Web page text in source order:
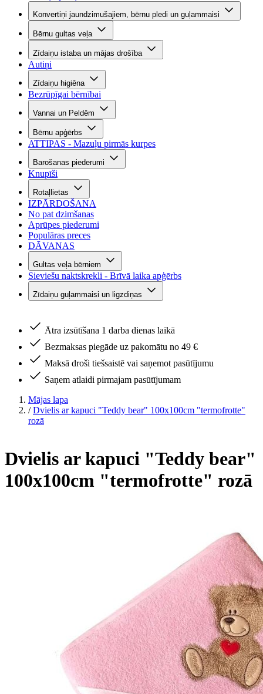
Konvertiņi jaundzimušajiem, bērnu pledi un guļammaisi
Bērnu gultas veļa
Zīdaiņu istaba un mājas drošība
Autiņi
Zīdaiņu higiēna
Bezrūpīgai bērnībai
Vannai un Peldēm
Bērnu apģērbs
ATTIPAS - Mazuļu pirmās kurpes
Barošanas piederumi
Knupīši
Rotaļlietas
IZPĀRDOŠANA
No pat dzimšanas
Aprūpes piederumi
Populāras preces
DĀVANAS
Gultas veļa bērniem
Sieviešu naktskrekli - Brīvā laika apģērbs
Zīdaiņu guļammaisi un ligzdiņas
Ātra izsūtīšana 1 darba dienas laikā
Bezmaksas piegāde uz pakomātu no 49 €
Maksā droši tiešsaistē vai saņemot pasūtījumu
Saņem atlaidi pirmajam pasūtījumam
Mājas lapa
/ Dvielis ar kapuci "Teddy bear" 100x100cm "termofrotte"
rozā
Dvielis ar kapuci "Teddy bear"
100x100cm "termofrotte" rozā